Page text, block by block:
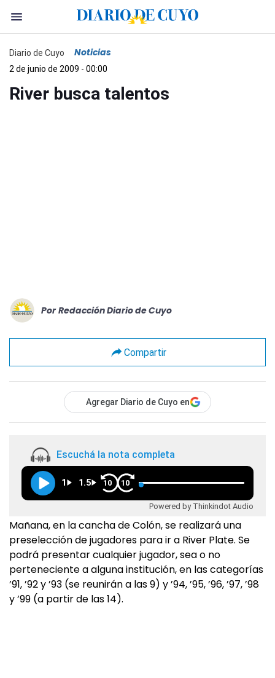
Diario de Cuyo Noticias
2 de junio de 2009 - 00:00
River busca talentos
Por Redacción Diario de Cuyo
Compartir
Agregar Diario de Cuyo en
Escuchá la nota completa
1 1.5 10 10
Powered by Thinkindot Audio
Mañana, en la cancha de Colón, se realizará una
preselección de jugadores para ir a River Plate. Se
podrá presentar cualquier jugador, sea o no
perteneciente a alguna institución, en las categorías
’91, ’92 y ’93 (se reunirán a las 9) y ’94, ’95, ’96, ’97, ’98
y ’99 (a partir de las 14).